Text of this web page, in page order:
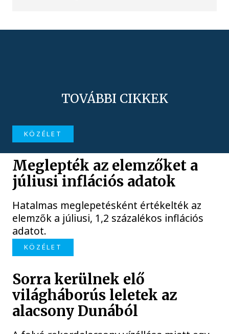
TOVÁBBI CIKKEK
KÖZÉLET
Meglepték az elemzőket a
júliusi inflációs adatok
Hatalmas meglepetésként értékelték az
elemzők a júliusi, 1,2 százalékos inflációs
adatot.
KÖZÉLET
Sorra kerülnek elő
világháborús leletek az
alacsony Dunából